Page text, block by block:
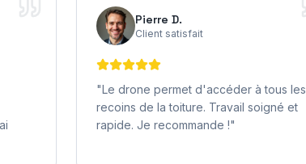
Pierre D.
Client satisfait
"Le drone permet d'accéder à tous les
recoins de la toiture. Travail soigné et
rapide. Je recommande !"